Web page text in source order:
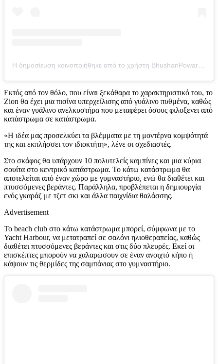
Εκτός από τον θόλο, που είναι ξεκάθαρα το χαρακτηριστικό του, το
Zion θα έχει μια πισίνα υπερχείλισης από γυάλινο πυθμένα, καθώς
και έναν γυάλινο ανελκυστήρα που μεταφέρει όσους φιλοξενει από
κατάστρωμα σε κατάστρωμα.
«Η ιδέα μας προσελκύει τα βλέμματα με τη μοντέρνα κομψότητά
της και εκπλήσσει τον ιδιοκτήτη», λένε οι σχεδιαστές.
Στο σκάφος θα υπάρχουν 10 πολυτελείς καμπίνες και μια κύρια
σουίτα στο κεντρικό κατάστρωμα. Το κάτω κατάστρωμα θα
αποτελείται από έναν χώρο με γυμναστήριο, ενώ θα διαθέτει και
πτυσσόμενες βεράντες. Παράλληλα, προβλέπεται η δημιουργία
ενός γκαράζ με τζετ σκι και άλλα παιχνίδια θαλάσσης.
Advertisement
Το beach club στο κάτω κατάστρωμα μπορεί, σύμφωνα με το
Yacht Harbour, να μετατραπεί σε σαλόνι ηλιοθεραπείας, καθώς
διαθέτει πτυσσόμενες βεράντες και στις δύο πλευρές. Εκεί οι
επισκέπτες μπορούν να χαλαρώσουν σε έναν ανοιχτό κήπο ή
κάψουν τις θερμίδες της σαμπάνιας στο γυμναστήριο.